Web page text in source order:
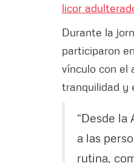
licor
Durante la
participaron
vínculo con el
tranquilidad y
“Desde
a las
rutina,